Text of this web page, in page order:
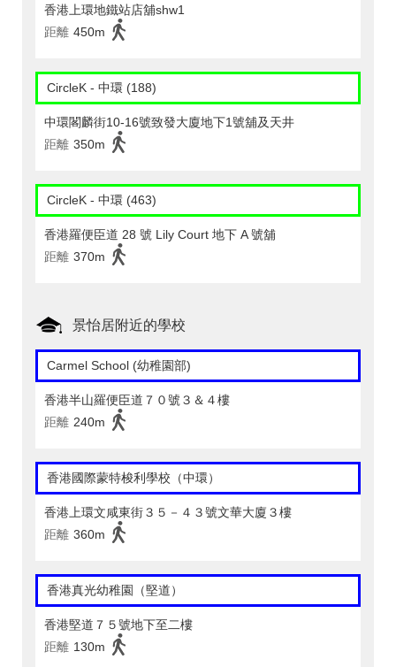
香港上環地鐵站店舖shw1
距離 450m
CircleK - 中環 (188)
中環閣麟街10-16號致發大廈地下1號舖及天井
距離 350m
CircleK - 中環 (463)
香港羅便臣道 28 號 Lily Court 地下 A 號舖
距離 370m
景怡居附近的學校
Carmel School (幼稚園部)
香港半山羅便臣道７０號３＆４樓
距離 240m
香港國際蒙特梭利學校（中環）
香港上環文咸東街３５－４３號文華大廈３樓
距離 360m
香港真光幼稚園（堅道）
香港堅道７５號地下至二樓
距離 130m